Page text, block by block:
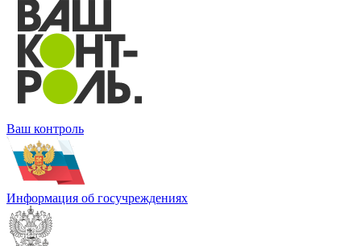
Ваш контроль
Информация об госучреждениях